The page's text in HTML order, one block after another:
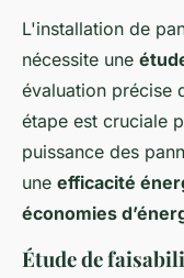
L'installation de
nécessite une
évaluation précise
étape est cruciale
puissance des
une efficacité
économies
Étude de